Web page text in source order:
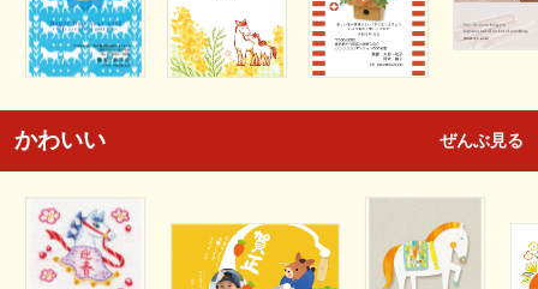
かわいい ぜんぶ見る